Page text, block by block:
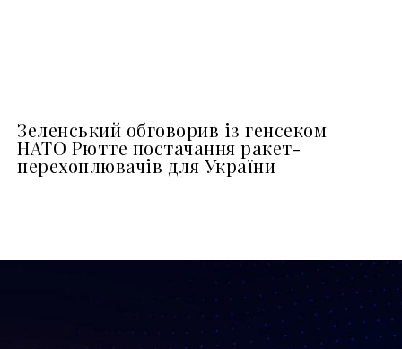
Зеленський обговорив із генсеком
НАТО Рютте постачання ракет-
перехоплювачів для України